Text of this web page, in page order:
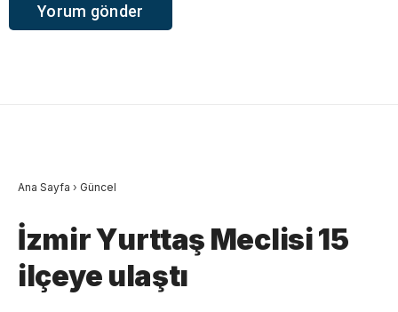
Ana Sayfa › Güncel
İzmir Yurttaş Meclisi 15
ilçeye ulaştı